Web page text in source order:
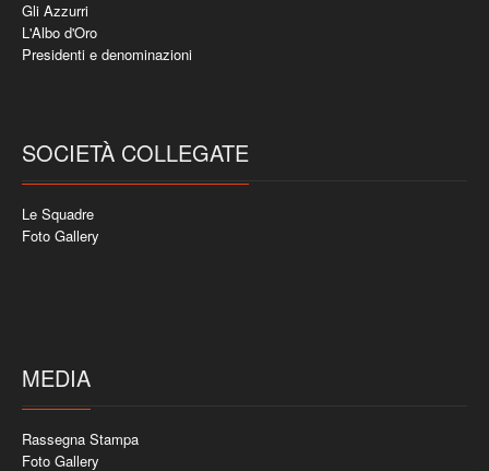
Gli Azzurri
L'Albo d'Oro
Presidenti e denominazioni
SOCIETÀ COLLEGATE
Le Squadre
Foto Gallery
MEDIA
Rassegna Stampa
Foto Gallery